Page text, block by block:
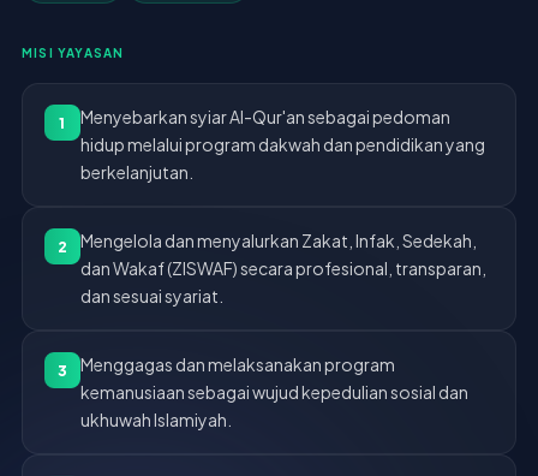
MISI YAYASAN
1
Menyebarkan syiar Al-Qur'an sebagai pedoman
hidup melalui program dakwah dan pendidikan yang
berkelanjutan.
2
Mengelola dan menyalurkan Zakat, Infak, Sedekah,
dan Wakaf (ZISWAF) secara profesional, transparan,
dan sesuai syariat.
3
Menggagas dan melaksanakan program
kemanusiaan sebagai wujud kepedulian sosial dan
ukhuwah Islamiyah.